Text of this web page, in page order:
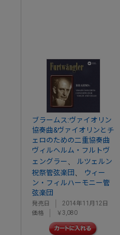
ブラームス:ヴァイオリン
協奏曲&ヴァイオリンとチ
ェロのための二重協奏曲
ヴィルヘルム・フルトヴ
ェングラー、
ルツェルン
祝祭管弦楽団 、
ウィー
ン・フィルハーモニー管
弦楽団
発売日
2014年11月12日
価格
￥3,080